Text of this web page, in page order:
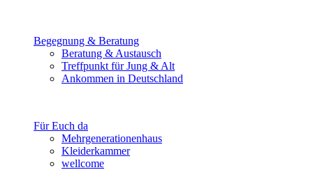
Begegnung & Beratung
Beratung & Austausch
Treffpunkt für Jung & Alt
Ankommen in Deutschland
Für Euch da
Mehrgenerationenhaus
Kleiderkammer
wellcome